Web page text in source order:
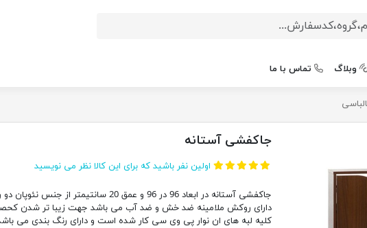
وبلاگ تماس با ما
جاکفشی آستانه
اولین نفر باشید که برای این کالا نظر می نویسید
جاکفشی آستانه در ابعاد 96 در 96 و عمق 20 سانتیمتر از جنس
دارای روکش ملامینه ضد خش و ضد آب می باشد جهت زیبا تر شدن
کلیه لبه های ان نوار پی وی سی کار شده است و دارای رنگ بندی می